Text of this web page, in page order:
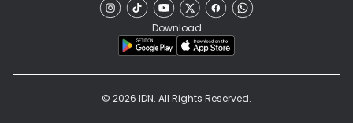
Download
© 2026 IDN. All Rights Reserved.